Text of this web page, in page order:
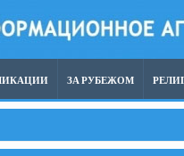
ЗА РУБЕЖОМ